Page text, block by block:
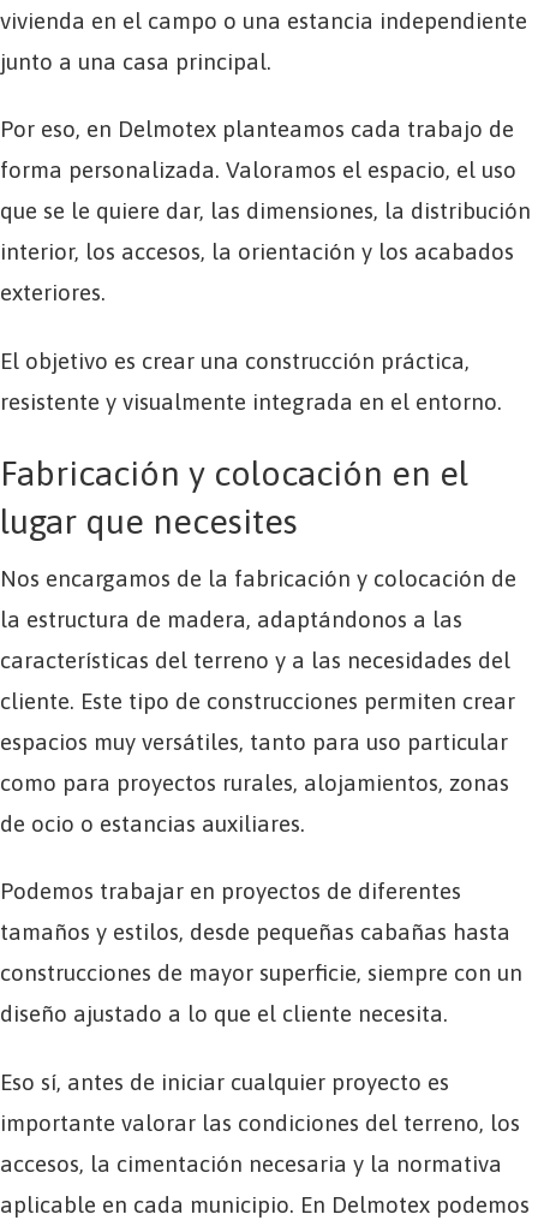
vivienda en el campo o una estancia independiente
junto a una casa principal.
Por eso, en Delmotex planteamos cada trabajo de
forma personalizada. Valoramos el espacio, el uso
que se le quiere dar, las dimensiones, la distribución
interior, los accesos, la orientación y los acabados
exteriores.
El objetivo es crear una construcción práctica,
resistente y visualmente integrada en el entorno.
Fabricación y colocación en el
lugar que necesites
Nos encargamos de la fabricación y colocación de
la estructura de madera, adaptándonos a las
características del terreno y a las necesidades del
cliente. Este tipo de construcciones permiten crear
espacios muy versátiles, tanto para uso particular
como para proyectos rurales, alojamientos, zonas
de ocio o estancias auxiliares.
Podemos trabajar en proyectos de diferentes
tamaños y estilos, desde pequeñas cabañas hasta
construcciones de mayor superficie, siempre con un
diseño ajustado a lo que el cliente necesita.
Eso sí, antes de iniciar cualquier proyecto es
importante valorar las condiciones del terreno, los
accesos, la cimentación necesaria y la normativa
aplicable en cada municipio. En Delmotex podemos